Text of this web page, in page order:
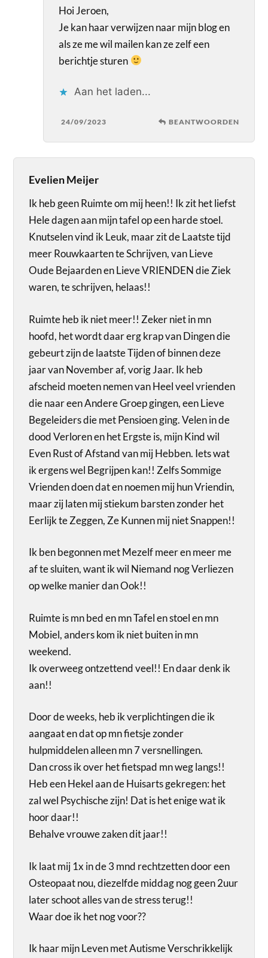
Hoi Jeroen,
Je kan haar verwijzen naar mijn blog en
als ze me wil mailen kan ze zelf een
berichtje sturen
Aan het laden...
24/09/2023 BEANTWOORDEN
Evelien Meijer
Ik heb geen Ruimte om mij heen!! Ik zit het liefst
Hele dagen aan mijn tafel op een harde stoel.
Knutselen vind ik Leuk, maar zit de Laatste tijd
meer Rouwkaarten te Schrijven, van Lieve
Oude Bejaarden en Lieve VRIENDEN die Ziek
waren, te schrijven, helaas!!
Ruimte heb ik niet meer!! Zeker niet in mn
hoofd, het wordt daar erg krap van Dingen die
gebeurt zijn de laatste Tijden of binnen deze
jaar van November af, vorig Jaar. Ik heb
afscheid moeten nemen van Heel veel vrienden
die naar een Andere Groep gingen, een Lieve
Begeleiders die met Pensioen ging. Velen in de
dood Verloren en het Ergste is, mijn Kind wil
Even Rust of Afstand van mij Hebben. Iets wat
ik ergens wel Begrijpen kan!! Zelfs Sommige
Vrienden doen dat en noemen mij hun Vriendin,
maar zij laten mij stiekum barsten zonder het
Eerlijk te Zeggen, Ze Kunnen mij niet Snappen!!
Ik ben begonnen met Mezelf meer en meer me
af te sluiten, want ik wil Niemand nog Verliezen
op welke manier dan Ook!!
Ruimte is mn bed en mn Tafel en stoel en mn
Mobiel, anders kom ik niet buiten in mn
weekend.
Ik overweeg ontzettend veel!! En daar denk ik
aan!!
Door de weeks, heb ik verplichtingen die ik
aangaat en dat op mn fietsje zonder
hulpmiddelen alleen mn 7 versnellingen.
Dan cross ik over het fietspad mn weg langs!!
Heb een Hekel aan de Huisarts gekregen: het
zal wel Psychische zijn! Dat is het enige wat ik
hoor daar!!
Behalve vrouwe zaken dit jaar!!
Ik laat mij 1x in de 3 mnd rechtzetten door een
Osteopaat nou, diezelfde middag nog geen 2uur
later schoot alles van de stress terug!!
Waar doe ik het nog voor??
Ik haar mijn Leven met Autisme Verschrikkelijk